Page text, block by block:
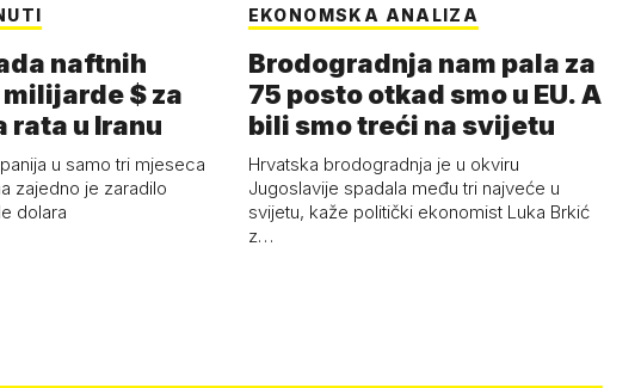
naftnih
$ za
rata u Iranu
u samo tri mjeseca
zajedno je zaradilo
dolara
EKONOMSKA ANALIZA
Brodogradnja nam pala za
75 posto otkad smo u EU. A
bili smo treći na svijetu
Hrvatska brodogradnja je u okviru
Jugoslavije spadala među tri najveće u
svijetu, kaže politički ekonomist Luka Brkić
z…